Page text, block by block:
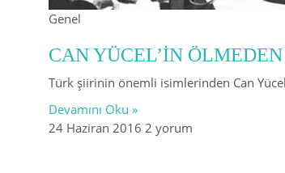
Genel
CAN YÜCEL’İN
Türk şiirinin önemli isimlerinden Can
Devamını Oku »
24 Haziran 2016 2 yorum